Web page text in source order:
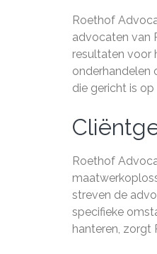
Roethof
advocaten van
resultaten voor
onderhandelen
die gericht is
Roethof
streven de
specifieke
hanteren, zorgt